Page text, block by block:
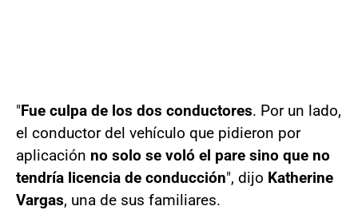
"Fue culpa de los dos conductores. Por un lado,
el conductor del vehículo que pidieron por
aplicación no solo se voló el pare sino que no
tendría licencia de conducción", dijo Katherine
Vargas, una de sus familiares.